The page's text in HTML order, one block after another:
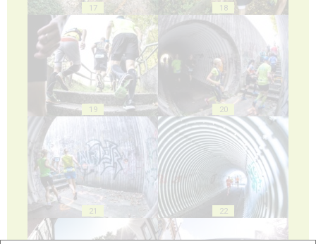
17 18
19 20
21 22